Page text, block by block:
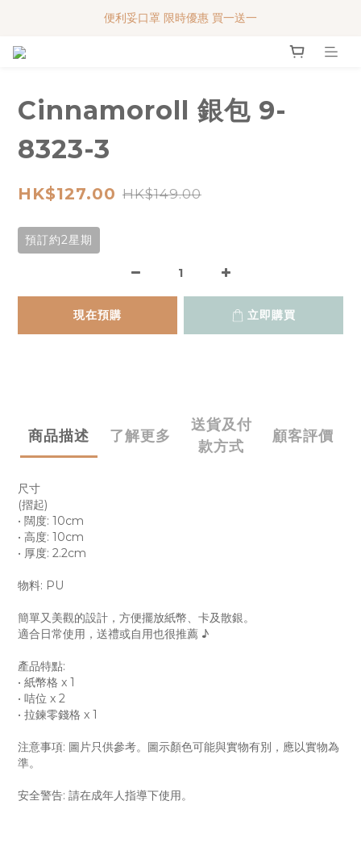
便利妥口罩 限時優惠 買一送一
便利妥口罩 限時優惠 買一送一
Cinnamoroll 銀包 9-
8323-3
HK$127.00 HK$149.00
預訂約2星期
現在預購 立即購買
商品描述 了解更多
送貨及付
款方式
顧客評價
尺寸
(摺起)
• 闊度: 10cm
• 高度: 10cm
• 厚度: 2.2cm
物料: PU
簡單又美觀的設計，方便擺放紙幣、卡及散銀。
適合日常使用，送禮或自用也很推薦 ♪
產品特點:
• 紙幣格 x 1
• 咭位 x 2
• 拉鍊零錢格 x 1
注意事項: 圖片只供參考。圖示顏色可能與實物有別，應以實物為
準。
安全警告: 請在成年人指導下使用。